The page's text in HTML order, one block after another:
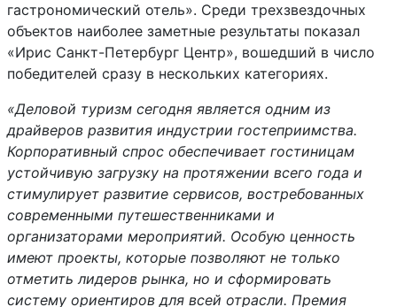
гастрономический отель». Среди трехзвездочных
объектов наиболее заметные результаты показал
«Ирис Санкт-Петербург Центр», вошедший в число
победителей сразу в нескольких категориях.
«Деловой туризм сегодня является одним из
драйверов развития индустрии гостеприимства.
Корпоративный спрос обеспечивает гостиницам
устойчивую загрузку на протяжении всего года и
стимулирует развитие сервисов, востребованных
современными путешественниками и
организаторами мероприятий. Особую ценность
имеют проекты, которые позволяют не только
отметить лидеров рынка, но и сформировать
систему ориентиров для всей отрасли. Премия